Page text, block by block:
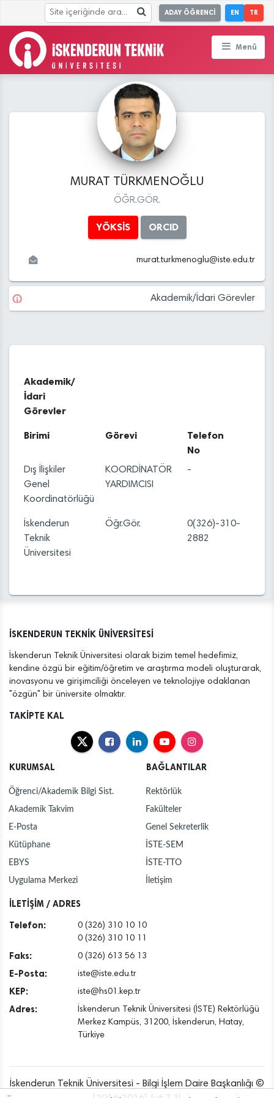
ADAY ÖĞRENCİ EN TR
Menü
MURAT TÜRKMENOĞLU
ÖĞR.GÖR.
YÖKSİS ORCID
murat.turkmenoglu@iste.edu.tr
Akademik/İdari Görevler
Akademik/
İdari
Görevler
Birimi Görevi
Telefon
No
Dış İlişkiler
Genel
Koordinatörlüğü
KOORDİNATÖR
YARDIMCISI
-
İskenderun
Teknik
Üniversitesi
Öğr.Gör.
0(326)-310-
2882
İSKENDERUN TEKNİK ÜNİVERSİTESİ
İskenderun Teknik Üniversitesi olarak bizim temel hedefimiz,
kendine özgü bir eğitim/öğretim ve araştırma modeli oluşturarak,
inovasyonu ve girişimciliği önceleyen ve teknolojiye odaklanan
"özgün" bir üniversite olmaktır.
TAKİPTE KAL
KURUMSAL
Öğrenci/Akademik Bilgi Sist.
Akademik Takvim
E-Posta
Kütüphane
EBYS
Uygulama Merkezi
BAĞLANTILAR
Rektörlük
Fakülteler
Genel Sekreterlik
İSTE-SEM
İSTE-TTO
İletişim
İLETİŞİM / ADRES
Telefon:
0 (326) 310 10 10
0 (326) 310 10 11
Faks: 0 (326) 613 56 13
E-Posta: iste@iste.edu.tr
KEP: iste@hs01.kep.tr
Adres:
İskenderun Teknik Üniversitesi (İSTE) Rektörlüğü
Merkez Kampüs, 31200, İskenderun, Hatay,
Türkiye
İskenderun Teknik Üniversitesi - Bilgi İşlem Daire Başkanlığı ©